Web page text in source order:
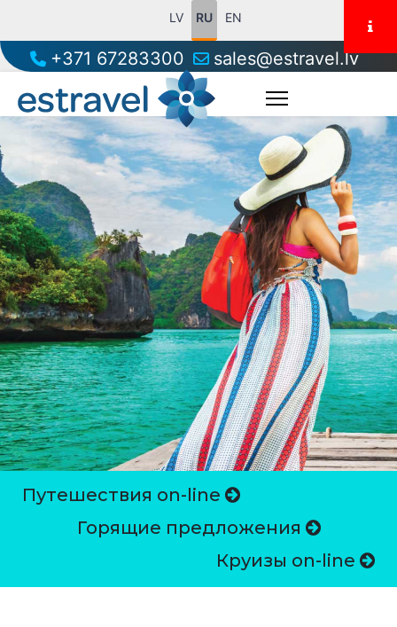
LV RU EN
+371 67283300 sales@estravel.lv
Путешествия on-line
Горящие предложения
Круизы on-line